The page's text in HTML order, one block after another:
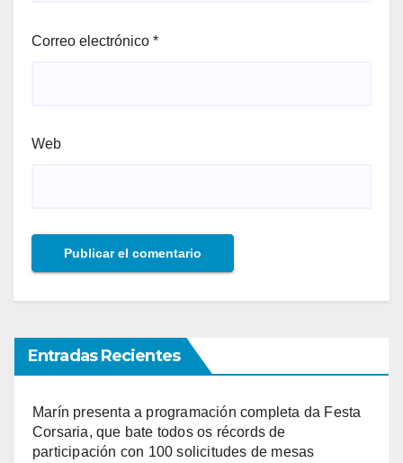
Correo electrónico *
Web
Entradas Recientes
Marín presenta a programación completa da Festa
Corsaria, que bate todos os récords de
participación con 100 solicitudes de mesas